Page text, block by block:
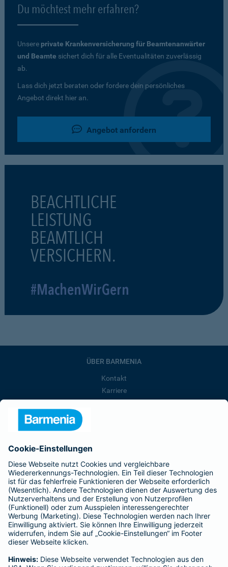
Du möchtest mehr erfahren?
Unsere private Krankenversicherung für Beamtenanwärter
und Beamte sichert dich für alle Eventualitäten zuverlässig
ab.
Lass dich jetzt beraten oder fordere dein persönliches
Angebot direkt hier an.
Angebot anfordern
BEACHTLICHE
LEISTUNG
BEAMTLICH
VERSICHERN.
#MachenWirGern
ÜBER BARMENIA
Kontakt
Karriere
Barmenia ist Teil der BarmeniaGothaer
BELIEBTE SEITEN
Kranken-Zusatzversicherung
Tierversicherungen
Haftpflichtversicherung
Hausratversicherung